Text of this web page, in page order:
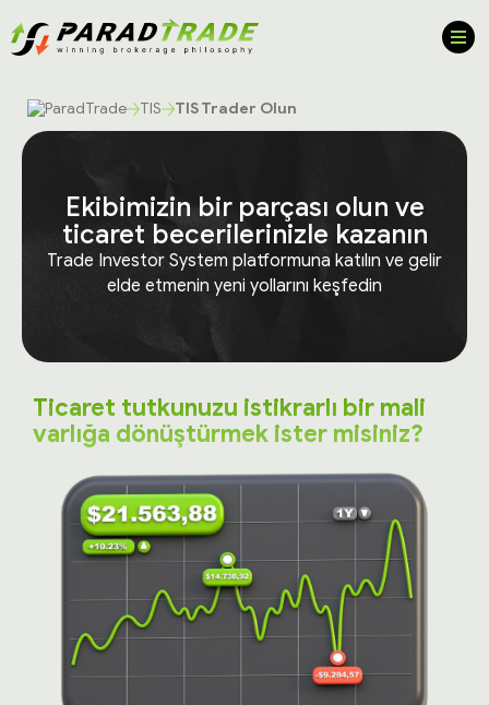
TIS TIS Trader Olun
Ekibimizin bir parçası olun ve
ticaret becerilerinizle kazanın
Trade Investor System platformuna katılın ve gelir
elde etmenin yeni yollarını keşfedin
Ticaret tutkunuzu istikrarlı bir mali
varlığa dönüştürmek ister misiniz?